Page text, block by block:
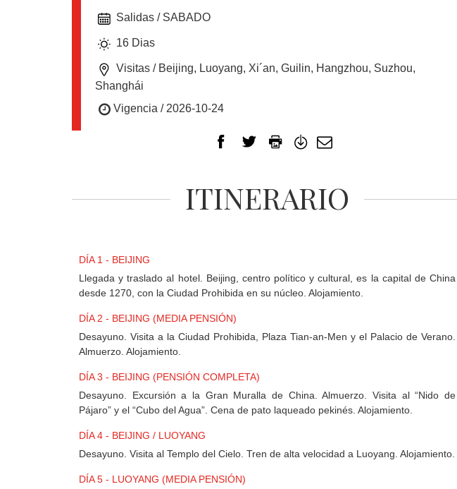
SUDAMERICA
CONTACTO
REGISTRO
Salidas / SABADO
16 Dias
Visitas / Beijing, Luoyang, Xi´an, Guilin, Hangzhou, Suzhou,
Shanghái
Vigencia / 2026-10-24
ITINERARIO
DÍA 1 - BEIJING
Llegada y traslado al hotel. Beijing, centro político y cultural, es la capital de China
desde 1270, con la Ciudad Prohibida en su núcleo. Alojamiento.
DÍA 2 - BEIJING (MEDIA PENSIÓN)
Desayuno. Visita a la Ciudad Prohibida, Plaza Tian-an-Men y el Palacio de Verano.
Almuerzo. Alojamiento.
DÍA 3 - BEIJING (PENSIÓN COMPLETA)
Desayuno. Excursión a la Gran Muralla de China. Almuerzo. Visita al “Nido de
Pájaro” y el “Cubo del Agua”. Cena de pato laqueado pekinés. Alojamiento.
DÍA 4 - BEIJING / LUOYANG
Desayuno. Visita al Templo del Cielo. Tren de alta velocidad a Luoyang. Alojamiento.
DÍA 5 - LUOYANG (MEDIA PENSIÓN)